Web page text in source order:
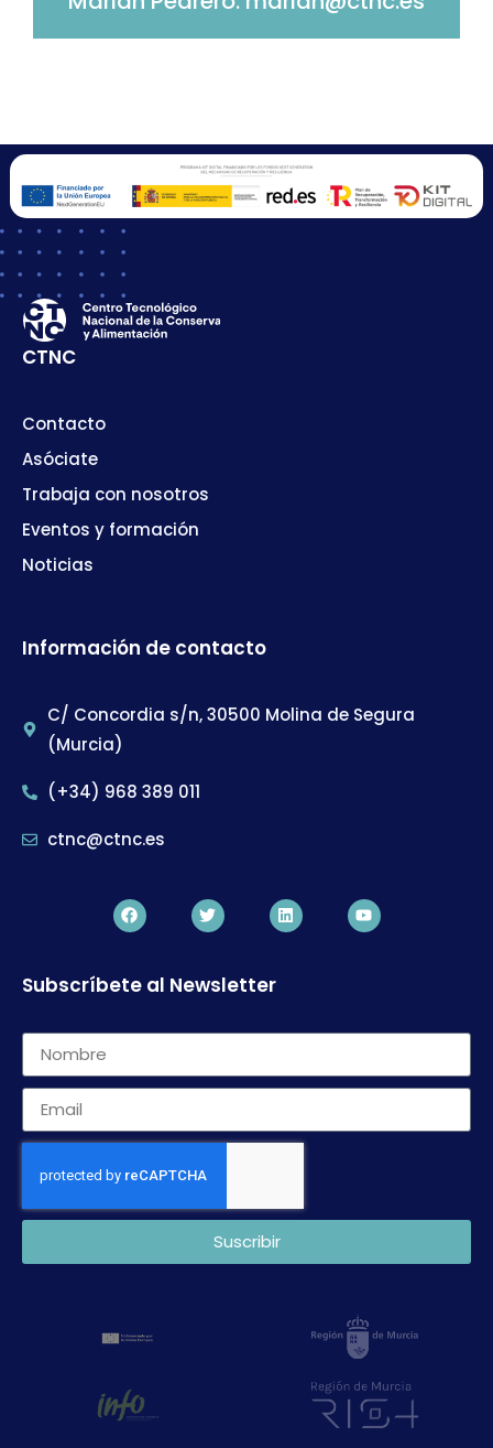
CTNC
Contacto
Asóciate
Trabaja con nosotros
Eventos y formación
Noticias
Información de contacto
C/ Concordia s/n, 30500 Molina de Segura
(Murcia)
(+34) 968 389 011
ctnc@ctnc.es
Subscríbete al Newsletter
Suscribir